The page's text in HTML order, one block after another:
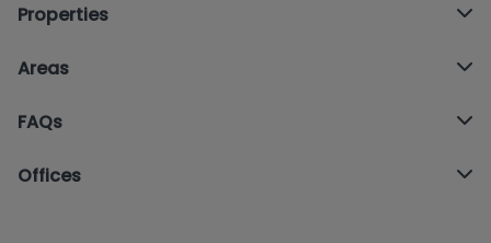
Properties
Areas
FAQs
Offices